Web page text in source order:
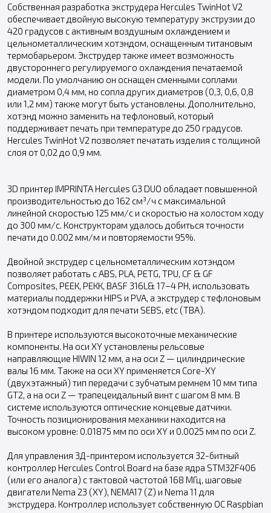
Собственная разработка экструдера Hercules TwinHot V2
обеспечивает двойную высокую температуру экструзии до
420 градусов с активным воздушным охлаждением и
цельнометаллическим хотэндом, оснащенным титановым
термобарьером. Экструдер также имеет возможность
двустороннего регулируемого охлаждения печатаемой
модели. По умолчанию он оснащен сменными соплами
диаметром 0,4 мм, но сопла других диаметров (0,3, 0,6, 0,8
или 1,2 мм) также могут быть установлены. Дополнительно,
хотэнд можно заменить на тефлоновый, который
поддерживает печать при температуре до 250 градусов.
Hercules TwinHot V2 позволяет печатать изделия с толщиной
слоя от 0,02 до 0,9 мм.
3D принтер IMPRINTA Hercules G3 DUO обладает повышенной
производительностью до 162 см³/ч с максимальной
линейной скоростью 125 мм/с и скоростью на холостом ходу
до 300 мм/с. Конструкторам удалось добиться точности
печати до 0.002 мм/м и повторяемости 95%.
Двойной экструдер с цельнометаллическим хотэндом
позволяет работать с ABS, PLA, PETG, TPU, CF & GF
Composites, РЕЕК, РЕКК, BASF 316L& 17–4 PH, использовать
материалы поддержки HIPS и PVA, а экструдер с тефлоновым
хотэндом подходит для печати SEBS, etc (ТВА).
В принтере используются высокоточные механические
компоненты. На оси XY установлены рельсовые
направляющие HIWIN 12 мм, а на оси Z — цилиндрические
валы 16 мм. Также на оси XY применяется Core-XY
(двухэтажный) тип передачи с зубчатым ремнем 10 мм типа
GT2, а на оси Z — трапецеидальный винт с шагом 8 мм. В
системе используются оптические концевые датчики.
Точность позиционирования механики находится на
высоком уровне: 0.01875 мм по оси XY и 0.0025 мм по оси Z.
Для управления 3Д-принтером используется 32-битный
контроллер Hercules Control Board на базе ядра STM32F406
(или его аналога) с тактовой частотой 168 МГц, шаговые
двигатели Nema 23 (XY), NEMA17 (Z) и Nema 11 для
экструдера. Контроллер использует собственную ОС Raspbian